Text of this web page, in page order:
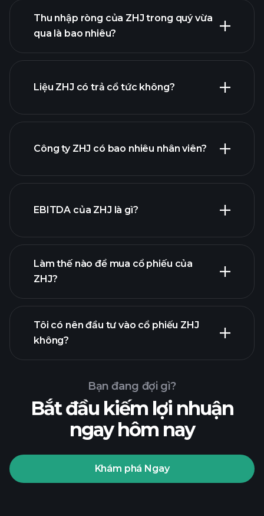
nhuận của ZHJ
Thu nhập ròng của ZHJ trong quý vừa
qua là bao nhiêu?
Liệu ZHJ có trả cổ tức không?
cổ phiếu trả cổ tức cao
Công ty ZHJ có bao nhiêu nhân viên?
nhà tuyển dụng lớn nhất
EBITDA của ZHJ là gì?
báo cáo tài
chính
Làm thế nào để mua cổ phiếu của
ZHJ?
Playtrade
Tournaments
nhà môi
Tôi có nên đầu tư vào cổ phiếu ZHJ
không?
Bạn đang đợi gì?
Bắt đầu kiếm lợi nhuận
ngay hôm nay
Khám phá Ngay